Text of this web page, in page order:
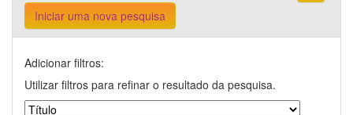
Iniciar uma nova pesquisa
Adicionar filtros:
Utilizar filtros para refinar o resultado da pesquisa.